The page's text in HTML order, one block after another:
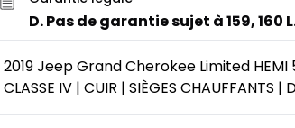
D. Pas de garantie sujet à 159, 160
2019 Jeep Grand Cherokee Limited HEMI
CLASSE IV | CUIR | SIÈGES CHAUFFANTS |